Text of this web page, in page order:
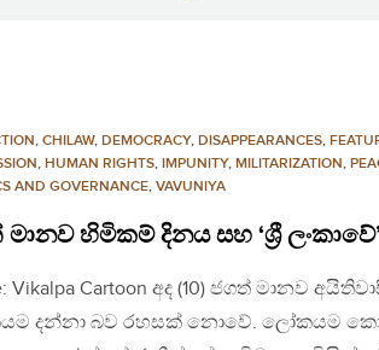
, CHILAW, DEMOCRACY, DISAPPEARANCES,
, HUMAN RIGHTS, IMPUNITY, MILITARIZATION,
AND GOVERNANCE, VAVUNIYA
හිමිකම් දිනය සහ ‘ශ්‍රී
Vikalpa Cartoon අද (10) ජගත් මානව
දන්නා බව රහසක් නොවේ. ලෝකයම